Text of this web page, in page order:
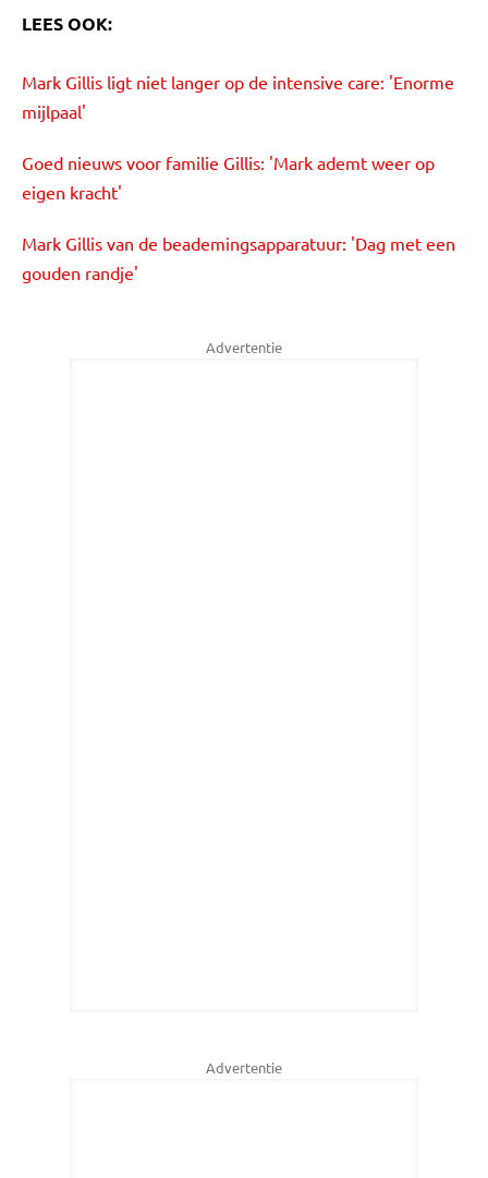
LEES OOK:
Mark Gillis ligt niet langer op de intensive care: 'Enorme
mijlpaal'
Goed nieuws voor familie Gillis: 'Mark ademt weer op
eigen kracht'
Mark Gillis van de beademingsapparatuur: 'Dag met een
gouden randje'
Advertentie
Advertentie